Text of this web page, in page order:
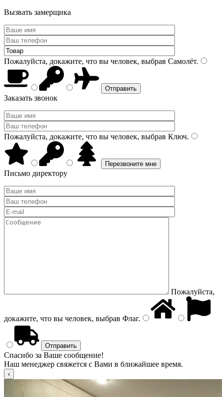
Вызвать замерщика
Пожалуйста, докажите, что вы человек, выбрав Самолёт.
Заказать звонок
Пожалуйста, докажите, что вы человек, выбрав Ключ.
Письмо директору
Пожалуйста,
докажите, что вы человек, выбрав Флаг.
Спасибо за Ваше сообщение!
Наш менеджер свяжется с Вами в ближайшее время.